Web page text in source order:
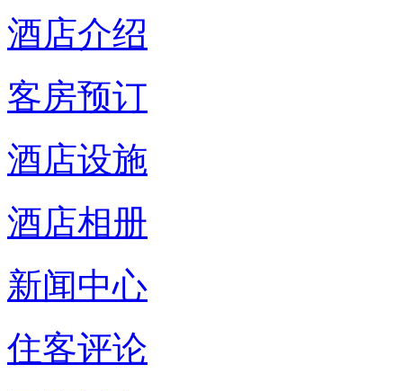
酒店介绍
客房预订
酒店设施
酒店相册
新闻中心
住客评论